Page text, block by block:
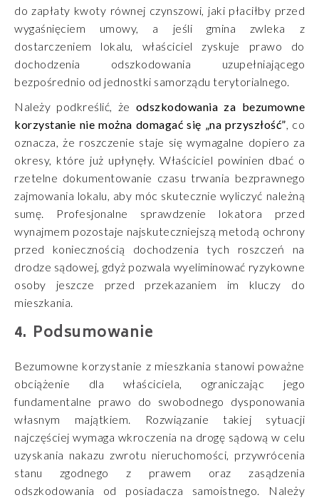
do zapłaty kwoty równej czynszowi, jaki płaciłby przed
wygaśnięciem umowy, a jeśli gmina zwleka z
dostarczeniem lokalu, właściciel zyskuje prawo do
dochodzenia odszkodowania uzupełniającego
bezpośrednio od jednostki samorządu terytorialnego.
Należy podkreślić, że odszkodowania za bezumowne
korzystanie nie można domagać się „na przyszłość” , co
oznacza, że roszczenie staje się wymagalne dopiero za
okresy, które już upłynęły. Właściciel powinien dbać o
rzetelne dokumentowanie czasu trwania bezprawnego
zajmowania lokalu, aby móc skutecznie wyliczyć należną
sumę. Profesjonalne sprawdzenie lokatora przed
wynajmem pozostaje najskuteczniejszą metodą ochrony
przed koniecznością dochodzenia tych roszczeń na
drodze sądowej, gdyż pozwala wyeliminować ryzykowne
osoby jeszcze przed przekazaniem im kluczy do
mieszkania.
Podsumowanie
Bezumowne korzystanie z mieszkania stanowi poważne
obciążenie dla właściciela, ograniczając jego
fundamentalne prawo do swobodnego dysponowania
własnym majątkiem. Rozwiązanie takiej sytuacji
najczęściej wymaga wkroczenia na drogę sądową w celu
uzyskania nakazu zwrotu nieruchomości, przywrócenia
stanu zgodnego z prawem oraz zasądzenia
odszkodowania od posiadacza samoistnego. Należy